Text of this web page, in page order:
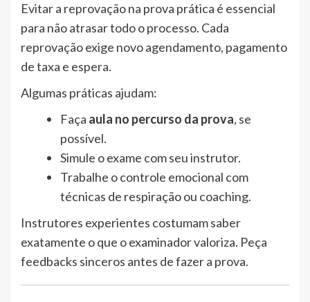
Evitar a reprovação na prova prática é essencial
para não atrasar todo o processo. Cada
reprovação exige novo agendamento, pagamento
de taxa e espera.
Algumas práticas ajudam:
Faça aula no percurso da prova, se
possível.
Simule o exame com seu instrutor.
Trabalhe o controle emocional com
técnicas de respiração ou coaching.
Instrutores experientes costumam saber
exatamente o que o examinador valoriza. Peça
feedbacks sinceros antes de fazer a prova.